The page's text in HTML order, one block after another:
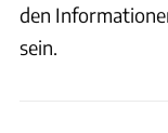
den
sein.